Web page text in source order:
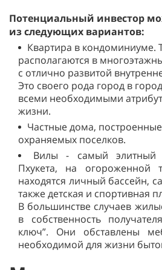
Потенциальный инвестор
из следующих вариантов:
Квартира в кондоминиуме.
располагаются в
с отлично развитой
Это своего рода город в
всеми необходимыми
жизни.
Частные дома,
охраняемых поселков.
Вилы - самый элитный
Пхукета, на огороженной
находятся личный бассейн,
также детская и спортивная
В большинстве случаев
в собственность
ключ”. Они обставлены
необходимой для жизни